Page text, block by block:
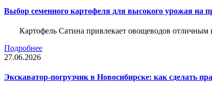
Выбор семенного картофеля для высокого урожая на
Картофель Сатина привлекает овощеводов отличным
Подробнее
27.06.2026
Экскаватор-погрузчик в Новосибирске: как сделать